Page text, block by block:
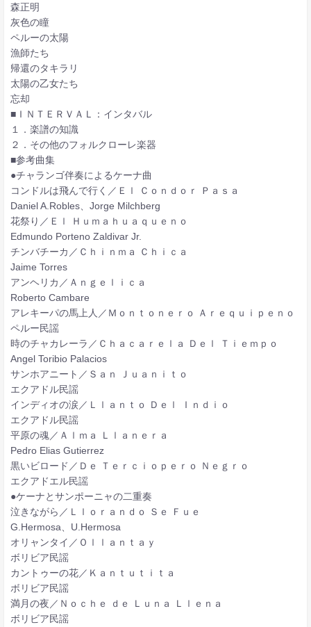
森正明
灰色の瞳
ペルーの太陽
漁師たち
帰還のタキラリ
太陽の乙女たち
忘却
■ＩＮＴＥＲＶＡＬ：インタバル
１．楽譜の知識
２．その他のフォルクローレ楽器
■参考曲集
●チャランゴ伴奏によるケーナ曲
コンドルは飛んで行く／Ｅｌ Ｃｏｎｄｏｒ Ｐａｓａ
Daniel A.Robles、Jorge Milchberg
花祭り／Ｅｌ Ｈｕｍａｈｕａｑｕｅｎｏ
Edmundo Porteno Zaldivar Jr.
チンバチーカ／Ｃｈｉｎｍａ Ｃｈｉｃａ
Jaime Torres
アンヘリカ／Ａｎｇｅｌｉｃａ
Roberto Cambare
アレキーパの馬上人／Ｍｏｎｔｏｎｅｒｏ Ａｒｅｑｕｉｐｅｎｏ
ペルー民謡
時のチャカレーラ／Ｃｈａｃａｒｅｌａ Ｄｅｌ Ｔｉｅｍｐｏ
Angel Toribio Palacios
サンホアニート／Ｓａｎ Ｊｕａｎｉｔｏ
エクアドル民謡
インディオの涙／Ｌｌａｎｔｏ Ｄｅｌ Ｉｎｄｉｏ
エクアドル民謡
平原の魂／Ａｌｍａ Ｌｌａｎｅｒａ
Pedro Elias Gutierrez
黒いビロード／Ｄｅ Ｔｅｒｃｉｏｐｅｒｏ Ｎｅｇｒｏ
エクアドエル民謡
●ケーナとサンポーニャの二重奏
泣きながら／Ｌｌｏｒａｎｄｏ Ｓｅ Ｆｕｅ
G.Hermosa、U.Hermosa
オリャンタイ／Ｏｌｌａｎｔａｙ
ボリビア民謡
カントゥーの花／Ｋａｎｔｕｔｉｔａ
ボリビア民謡
満月の夜／Ｎｏｃｈｅ ｄｅ Ｌｕｎａ Ｌｌｅｎａ
ボリビア民謡